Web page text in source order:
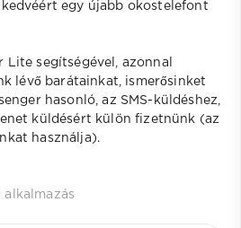
kedvéért egy újabb okostelefont
Lite segítségével, azonnal
lévő barátainkat, ismerősinket
hasonló, az SMS-küldéshez,
küldésért külön fizetnünk (az
használja).
alkalmazás